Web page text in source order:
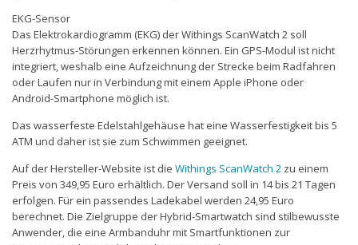
EKG-Sensor
Das Elektrokardiogramm (EKG) der Withings ScanWatch 2 soll
Herzrhytmus-Störungen erkennen können. Ein GPS-Modul ist nicht
integriert, weshalb eine Aufzeichnung der Strecke beim Radfahren
oder Laufen nur in Verbindung mit einem Apple iPhone oder
Android-Smartphone möglich ist.
Das wasserfeste Edelstahlgehäuse hat eine Wasserfestigkeit bis 5
ATM und daher ist sie zum Schwimmen geeignet.
Auf der Hersteller-Website ist die Withings ScanWatch 2 zu einem
Preis von 349,95 Euro erhältlich. Der Versand soll in 14 bis 21 Tagen
erfolgen. Für ein passendes Ladekabel werden 24,95 Euro
berechnet. Die Zielgruppe der Hybrid-Smartwatch sind stilbewusste
Anwender, die eine Armbanduhr mit Smartfunktionen zur